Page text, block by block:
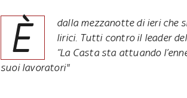
È
dalla mezzanotte di ieri che
lirici. Tutti contro il leader
“La Casta sta attuando
suoi lavoratori"